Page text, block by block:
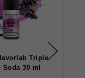
Triple
Soda 30 ml